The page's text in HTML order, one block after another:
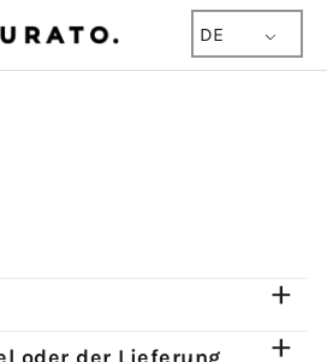
DE
oder der Lieferung